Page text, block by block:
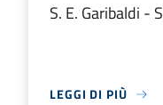
S. E. Garibaldi -
LEGGI DI PIÙ